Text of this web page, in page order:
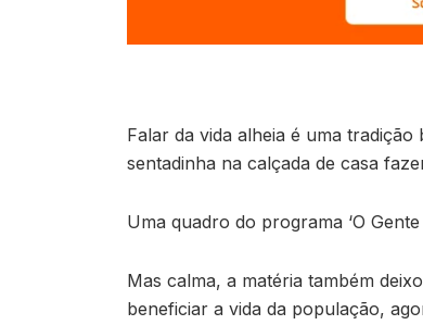
Falar da vida alheia é uma
sentadinha na calçada de casa
Uma quadro do programa ‘O
Mas calma, a matéria também
beneficiar a vida da população,